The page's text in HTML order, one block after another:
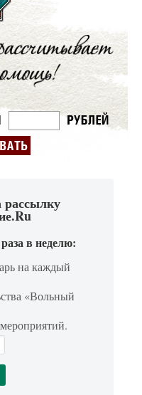
в неделю:
на каждый
«Вольный